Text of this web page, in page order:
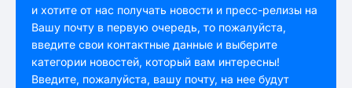
и хотите от нас получать новости и пресс-релизы на
Вашу почту в первую очередь, то пожалуйста,
введите свои контактные данные и выберите
категории новостей, который вам интересны!
Введите, пожалуйста, вашу почту, на нее будут